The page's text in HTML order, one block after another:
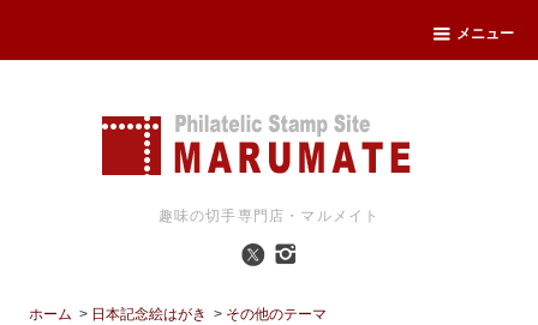
メニュー
趣味の切手専門店・マルメイト
ホーム > 日本記念絵はがき > その他のテーマ